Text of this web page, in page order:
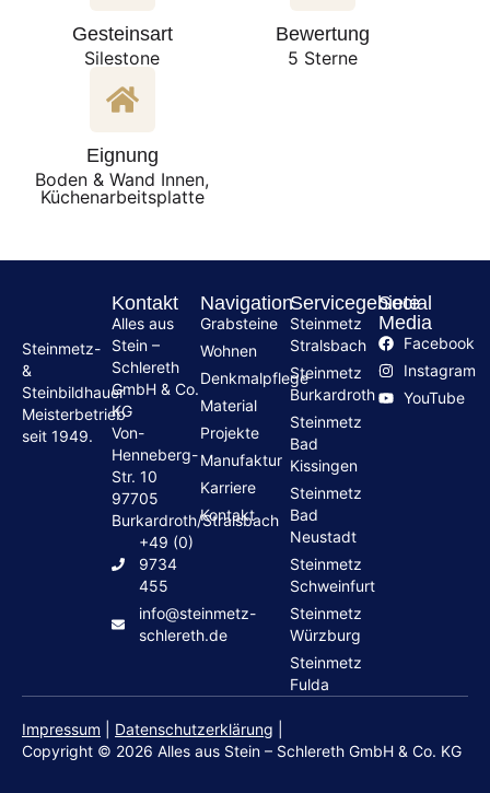
Gesteinsart
Silestone
Bewertung
5 Sterne
Eignung
Boden & Wand Innen,
Küchenarbeitsplatte
Steinmetz-
&
Steinbildhauer
Meisterbetrieb
seit 1949.
Kontakt
Alles aus
Stein –
Schlereth
GmbH & Co.
KG
Von-
Henneberg-
Str. 10
97705
Burkardroth/Stralsbach
+49 (0)
9734
455
info@steinmetz-
schlereth.de
Navigation
Grabsteine
Wohnen
Denkmalpflege
Material
Projekte
Manufaktur
Karriere
Kontakt
Servicegebiete
Steinmetz
Stralsbach
Steinmetz
Burkardroth
Steinmetz
Bad
Kissingen
Steinmetz
Bad
Neustadt
Steinmetz
Schweinfurt
Steinmetz
Würzburg
Steinmetz
Fulda
Social
Media
Facebook
Instagram
YouTube
Copyright © 2026 Alles aus Stein – Schlereth GmbH & Co. KG
Impressum Datenschutzerklärung